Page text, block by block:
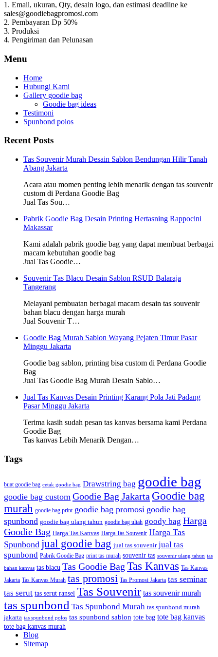
1. Email, ukuran, Qty, desain logo, dan estimasi deadline ke
sales@goodiebagpromosi.com
2. Pembayaran Dp 50%
3. Produksi
4. Pengiriman dan Pelunasan
Menu
Home
Hubungi Kami
Gallery goodie bag
Goodie bag ideas
Testimoni
Spunbond polos
Recent Posts
Tas Souvenir Murah Desain Sablon Bendungan Hilir Tanah
Abang Jakarta
Acara atau momen penting lebih menarik dengan tas souvenir
custom di Perdana Goodie Bag
Jual Tas Sou…
Pabrik Goodie Bag Desain Printing Hertasning Rappocini
Makassar
Kami adalah pabrik goodie bag yang dapat membuat berbagai
macam kebutuhan goodie bag
Jual Tas Goodie…
Souvenir Tas Blacu Desain Sablon RSUD Balaraja
Tangerang
Melayani pembuatan berbagai macam desain tas souvenir
bahan blacu dengan harga murah
Jual Souvenir T…
Goodie Bag Murah Sablon Wayang Pejaten Timur Pasar
Minggu Jakarta
Goodie bag sablon, printing bisa custom di Perdana Goodie
Bag
Jual Tas Goodie Bag Murah Desain Sablo…
Jual Tas Kanvas Desain Printing Karang Pola Jati Padang
Pasar Minggu Jakarta
Terima kasih sudah pesan tas kanvas bersama kami Perdana
Goodie Bag
Tas kanvas Lebih Menarik Dengan…
Tags
buat goodie bag cetak goodie bag Drawstring bag goodie bag
goodie bag custom Goodie Bag Jakarta Goodie bag
murah goodie bag print goodie bag promosi goodie bag
spunbond goodie bag ulang tahun goodie bag ultah goody bag Harga
Goodie Bag Harga Tas Kanvas Harga Tas Souvenir Harga Tas
Spunbond jual goodie bag jual tas souvenir jual tas
spunbond Pabrik Goodie Bag print tas murah souvenir tas souvenir ulang tahun tas
bahan kanvas tas blacu Tas Goodie Bag Tas Kanvas Tas Kanvas
Jakarta Tas Kanvas Murah tas promosi Tas Promosi Jakarta tas seminar
tas serut tas serut ransel Tas Souvenir tas souvenir murah
tas spunbond Tas Spunbond Murah tas spunbond murah
jakarta tas spunbond polos tas spunbond sablon tote bag tote bag kanvas
tote bag kanvas murah
Blog
Sitemap